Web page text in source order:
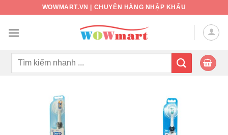
nội
WOWMART.VN | CHUYÊN HÀNG NHẬP KHẨU
Tìm